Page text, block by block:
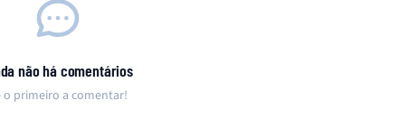
não há comentários
o primeiro a comentar!